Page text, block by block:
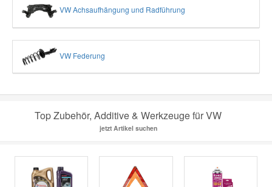
VW Achsaufhängung und Radführung
VW Federung
Top Zubehör, Additive & Werkzeuge für VW
jetzt Artikel suchen